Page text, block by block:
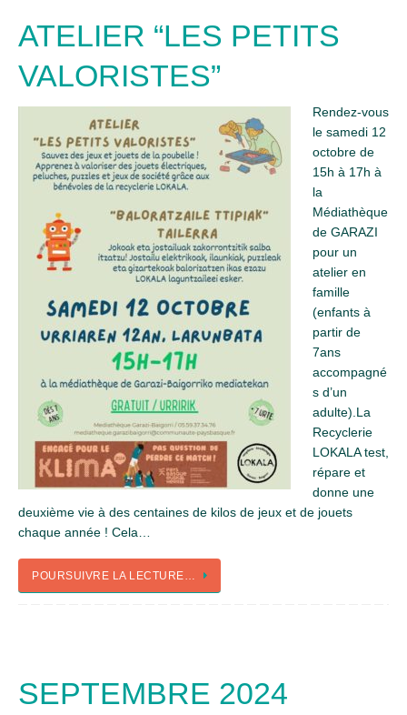
ATELIER “LES PETITS
VALORISTES”
Rendez-vous
le samedi 12
octobre de
15h à 17h à
la
Médiathèque
de GARAZI
pour un
atelier en
famille
(enfants à
partir de
7ans
accompagné
s d’un
adulte).La
Recyclerie
LOKALA test,
répare et
donne une
deuxième vie à des centaines de kilos de jeux et de jouets
chaque année ! Cela…
POURSUIVRE LA LECTURE…
SEPTEMBRE 2024